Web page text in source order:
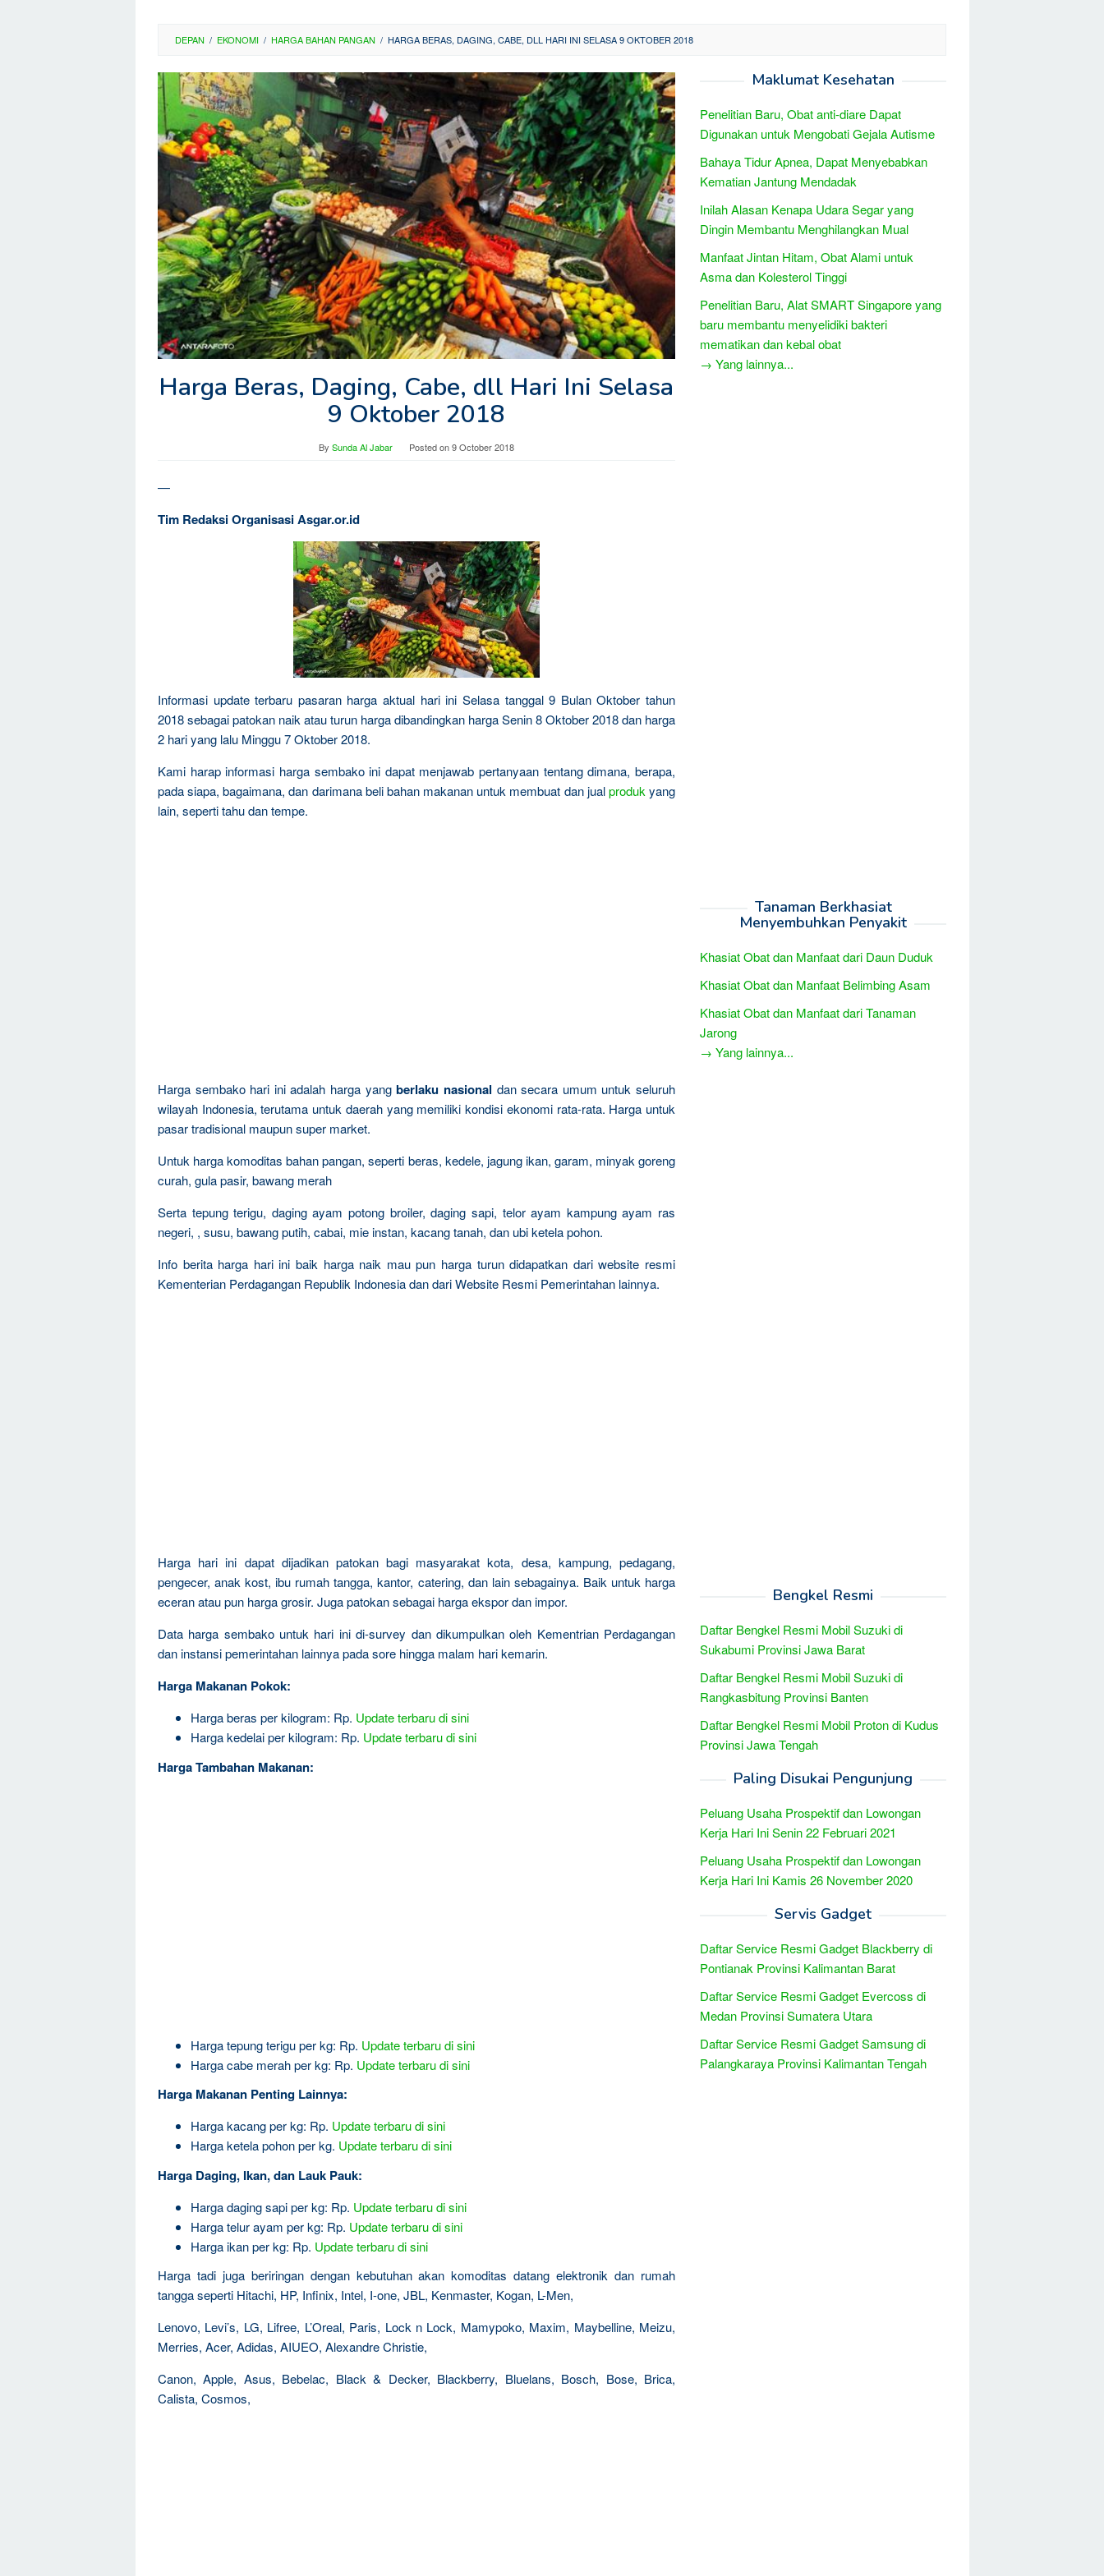
DEPAN / EKONOMI / HARGA BAHAN PANGAN / HARGA BERAS, DAGING, CABE, DLL HARI INI SELASA 9 OKTOBER 2018
Harga Beras, Daging, Cabe, dll Hari Ini Selasa
9 Oktober 2018
By Sunda Al Jabar Posted on9 October 2018
—
Tim Redaksi Organisasi Asgar.or.id
Informasi update terbaru pasaran harga aktual hari ini Selasa tanggal 9 Bulan Oktober tahun
2018 sebagai patokan naik atau turun harga dibandingkan harga Senin 8 Oktober 2018 dan harga
2 hari yang lalu Minggu 7 Oktober 2018.
Kami harap informasi harga sembako ini dapat menjawab pertanyaan tentang dimana, berapa,
pada siapa, bagaimana, dan darimana beli bahan makanan untuk membuat dan jualproduk yang
lain, seperti tahu dan tempe.
Harga sembako hari ini adalah harga yangberlaku nasional dan secara umum untuk seluruh
wilayah Indonesia, terutama untuk daerah yang memiliki kondisi ekonomi rata-rata. Harga untuk
pasar tradisional maupun super market.
Untuk harga komoditas bahan pangan, seperti beras, kedele, jagung ikan, garam, minyak goreng
curah, gula pasir, bawang merah
Serta tepung terigu, daging ayam potong broiler, daging sapi, telor ayam kampung ayam ras
negeri, , susu, bawang putih, cabai, mie instan, kacang tanah, dan ubi ketela pohon.
Info berita harga hari ini baik harga naik mau pun harga turun didapatkan dari website resmi
Kementerian Perdagangan Republik Indonesia dan dari Website Resmi Pemerintahan lainnya.
Harga hari ini dapat dijadikan patokan bagi masyarakat kota, desa, kampung, pedagang,
pengecer, anak kost, ibu rumah tangga, kantor, catering, dan lain sebagainya. Baik untuk harga
eceran atau pun harga grosir. Juga patokan sebagai harga ekspor dan impor.
Data harga sembako untuk hari ini di-survey dan dikumpulkan oleh Kementrian Perdagangan
dan instansi pemerintahan lainnya pada sore hingga malam hari kemarin.
Harga Makanan Pokok:
Harga beras per kilogram: Rp. Update terbaru di sini
Harga kedelai per kilogram: Rp. Update terbaru di sini
Harga Tambahan Makanan:
Harga tepung terigu per kg: Rp. Update terbaru di sini
Harga cabe merah per kg: Rp. Update terbaru di sini
Harga Makanan Penting Lainnya:
Harga kacang per kg: Rp. Update terbaru di sini
Harga ketela pohon per kg. Update terbaru di sini
Harga Daging, Ikan, dan Lauk Pauk:
Harga daging sapi per kg: Rp. Update terbaru di sini
Harga telur ayam per kg: Rp. Update terbaru di sini
Harga ikan per kg: Rp. Update terbaru di sini
Harga tadi juga beriringan dengan kebutuhan akan komoditas datang elektronik dan rumah
tangga seperti Hitachi, HP, Infinix, Intel, I-one, JBL, Kenmaster, Kogan, L-Men,
Lenovo, Levi’s, LG, Lifree, L’Oreal, Paris, Lock n Lock, Mamypoko, Maxim, Maybelline, Meizu,
Merries, Acer, Adidas, AIUEO, Alexandre Christie,
Canon, Apple, Asus, Bebelac, Black & Decker, Blackberry, Bluelans, Bosch, Bose, Brica,
Calista, Cosmos,
Maklumat Kesehatan
Penelitian Baru, Obat anti-diare Dapat
Digunakan untuk Mengobati Gejala Autisme
Bahaya Tidur Apnea, Dapat Menyebabkan
Kematian Jantung Mendadak
Inilah Alasan Kenapa Udara Segar yang
Dingin Membantu Menghilangkan Mual
Manfaat Jintan Hitam, Obat Alami untuk
Asma dan Kolesterol Tinggi
Penelitian Baru, Alat SMART Singapore yang
baru membantu menyelidiki bakteri
mematikan dan kebal obat
→ Yang lainnya...
Tanaman Berkhasiat
Menyembuhkan Penyakit
Khasiat Obat dan Manfaat dari Daun Duduk
Khasiat Obat dan Manfaat Belimbing Asam
Khasiat Obat dan Manfaat dari Tanaman
Jarong
→ Yang lainnya...
Bengkel Resmi
Daftar Bengkel Resmi Mobil Suzuki di
Sukabumi Provinsi Jawa Barat
Daftar Bengkel Resmi Mobil Suzuki di
Rangkasbitung Provinsi Banten
Daftar Bengkel Resmi Mobil Proton di Kudus
Provinsi Jawa Tengah
Paling Disukai Pengunjung
Peluang Usaha Prospektif dan Lowongan
Kerja Hari Ini Senin 22 Februari 2021
Peluang Usaha Prospektif dan Lowongan
Kerja Hari Ini Kamis 26 November 2020
Servis Gadget
Daftar Service Resmi Gadget Blackberry di
Pontianak Provinsi Kalimantan Barat
Daftar Service Resmi Gadget Evercoss di
Medan Provinsi Sumatera Utara
Daftar Service Resmi Gadget Samsung di
Palangkaraya Provinsi Kalimantan Tengah